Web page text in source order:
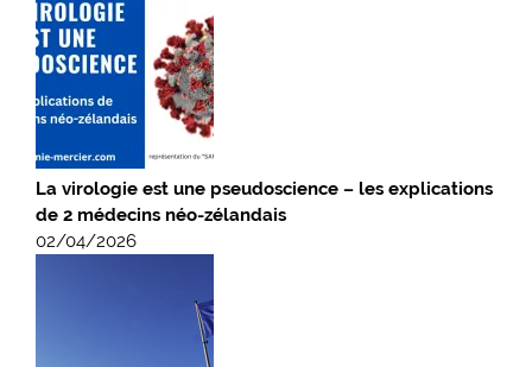
La virologie est une pseudoscience – les explications
de 2 médecins néo-zélandais
02/04/2026